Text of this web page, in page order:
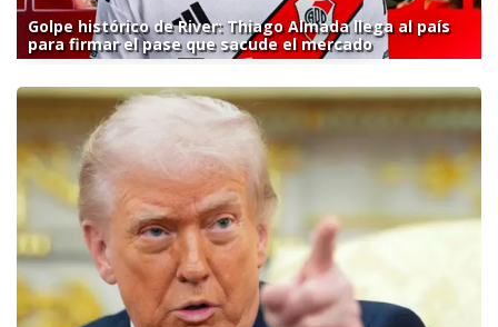
Golpe histórico de River: Thiago Almada llega al país
para firmar el pase que sacude el mercado